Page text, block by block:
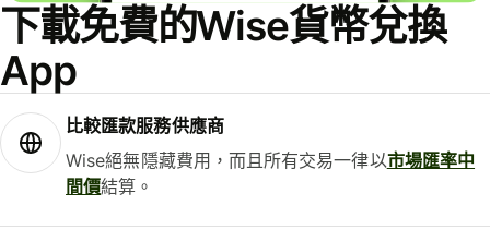
下載免費的Wise貨幣兌換
App
比較匯款服務供應商
Wise絕無隱藏費用，而且所有交易一律以市場匯率中
間價結算。